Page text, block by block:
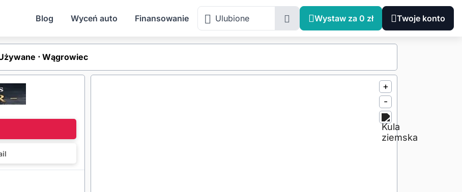
Blog Wyceń auto Finansowanie Ulubione Wystaw za 0 zł Twoje konto
⋅ Wągrowiec
+
-